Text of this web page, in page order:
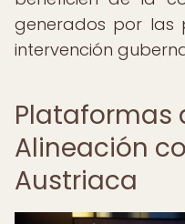
generados por las
intervención
Plataformas
Alineación
Austriaca